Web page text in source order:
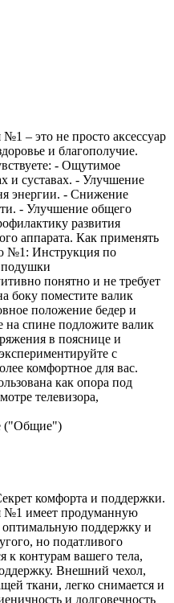
– это не просто аксессуар
и благополучие.
- Ощутимое
и суставах. - Улучшение
энергии. - Снижение
- Улучшение общего
развития
аппарата. Как применять
№1: Инструкция по
подушки
понятно и не требует
боку поместите валик
положение бедер и
на спине подложите валик
в пояснице и
с
комфортное для вас.
как опора под
телевизора,
("Общие")
комфорта и поддержки.
№1 имеет продуманную
поддержку и
но податливого
к контурам вашего тела,
Внешний чехол,
ткани, легко снимается и
и долговечность